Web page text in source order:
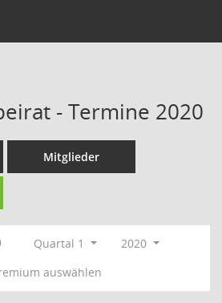
- Termine 2020
Mitglieder
Quartal 1
2020
auswählen